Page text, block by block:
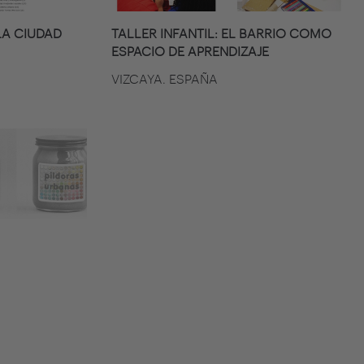
CIUDAD
TALLER INFANTIL: EL BARRIO COMO
ESPACIO DE APRENDIZAJE
VIZCAYA. ESPAÑA